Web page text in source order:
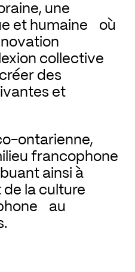
une
et humaine où
collective
des
et
ontarienne,
francophone
ainsi à
de la culture
au